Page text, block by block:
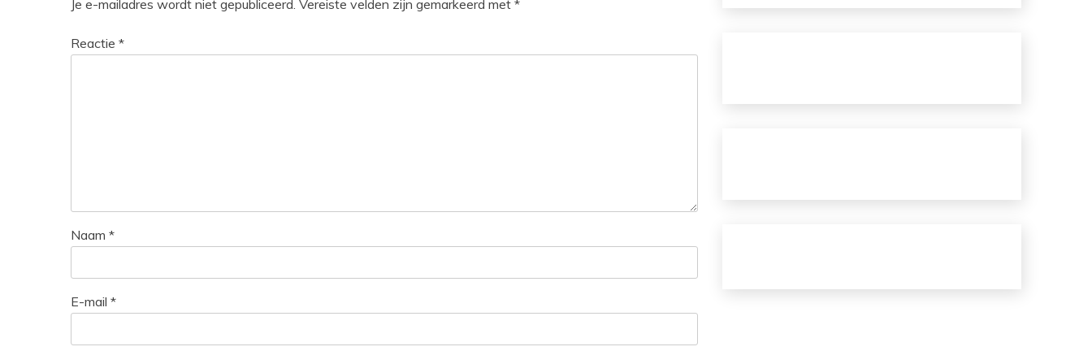
Je e-mailadres wordt niet gepubliceerd. Vereiste velden zijn gemarkeerd met *
Reactie *
Naam *
E-mail *